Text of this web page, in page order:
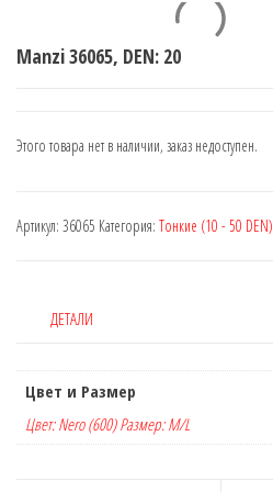
Manzi 36065, DEN: 20
Этого товара нет в наличии, заказ недоступен.
Артикул: 36065 Категория: Тонкие (10 - 50 DEN)
ДЕТАЛИ
Цвет и Размер
Цвет: Nero (600) Размер: M/L